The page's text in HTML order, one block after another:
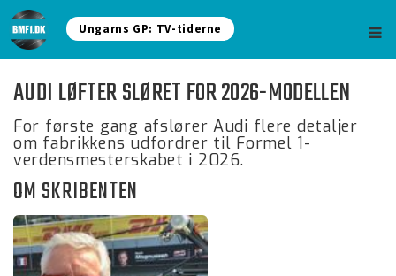
Ungarns GP: TV-tiderne
AUDI LØFTER SLØRET FOR 2026-MODELLEN
For første gang afslører Audi flere detaljer
om fabrikkens udfordrer til Formel 1-
verdensmesterskabet i 2026.
OM SKRIBENTEN